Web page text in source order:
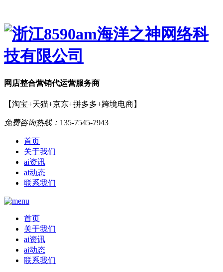
网店整合营销代运营服务商
【淘宝+天猫+京东+拼多多+跨境电商】
免费咨询热线： 135-7545-7943
首页
关于我们
ai资讯
ai动态
联系我们
首页
关于我们
ai资讯
ai动态
联系我们